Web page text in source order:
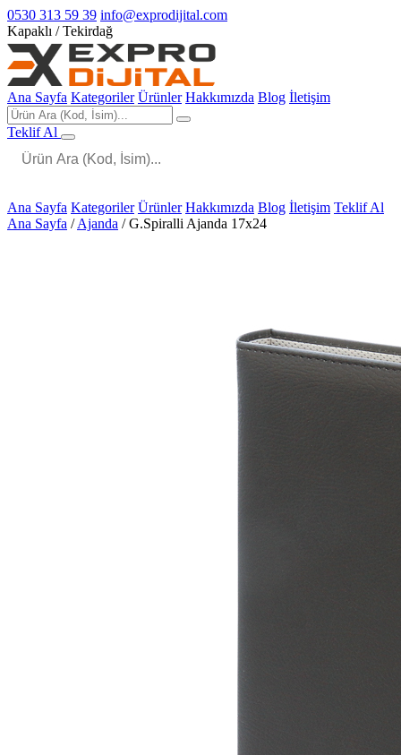
0530 313 59 39 info@exprodijital.com
Kapaklı / Tekirdağ
Ana Sayfa Kategoriler Ürünler Hakkımızda Blog İletişim
Teklif Al
Ana Sayfa Kategoriler Ürünler Hakkımızda Blog İletişim Teklif Al
Ana Sayfa / Ajanda / G.Spiralli Ajanda 17x24